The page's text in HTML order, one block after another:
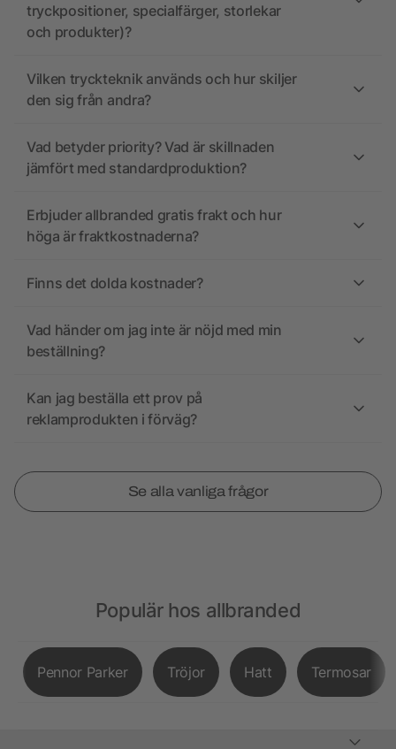
tryckpositioner, specialfärger, storlekar
och produkter)?
Vilken tryckteknik används och hur skiljer
den sig från andra?
Vad betyder priority? Vad är skillnaden
jämfört med standardproduktion?
Erbjuder allbranded gratis frakt och hur
höga är fraktkostnaderna?
Finns det dolda kostnader?
Vad händer om jag inte är nöjd med min
beställning?
Kan jag beställa ett prov på
reklamprodukten i förväg?
Se alla vanliga frågor
Populär hos allbranded
Pennor Parker Tröjor Hatt Termosar